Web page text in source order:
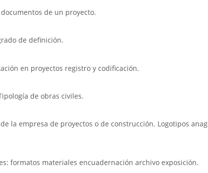
de un proyecto.
de definición.
en proyectos registro y codificación.
de obras civiles.
la empresa de proyectos o de construcción. Logotipos
formatos materiales encuadernación archivo exposición.